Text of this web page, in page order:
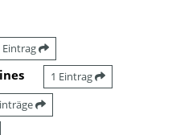
Eintrag
1 Eintrag